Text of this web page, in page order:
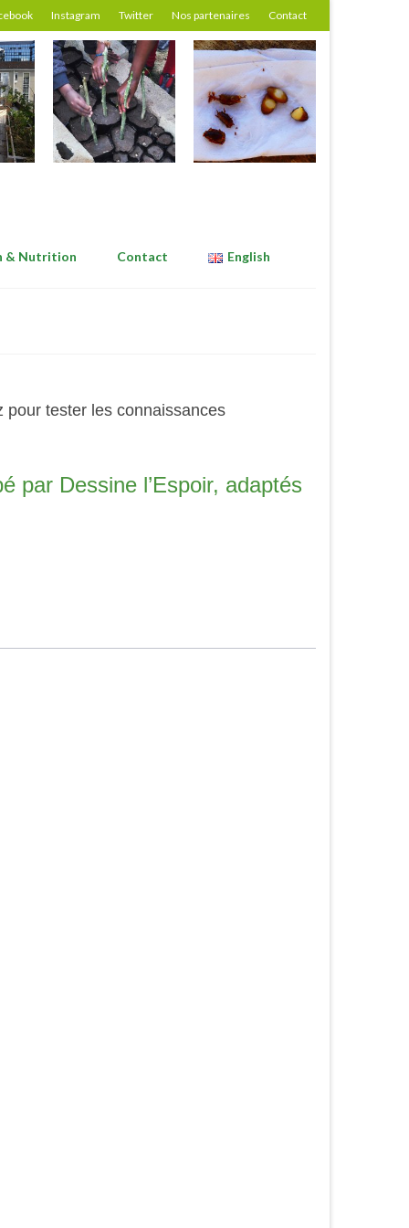
Instagram Twitter Nos partenaires Contact
& Nutrition Contact English
pour tester les connaissances
par Dessine l’Espoir, adaptés